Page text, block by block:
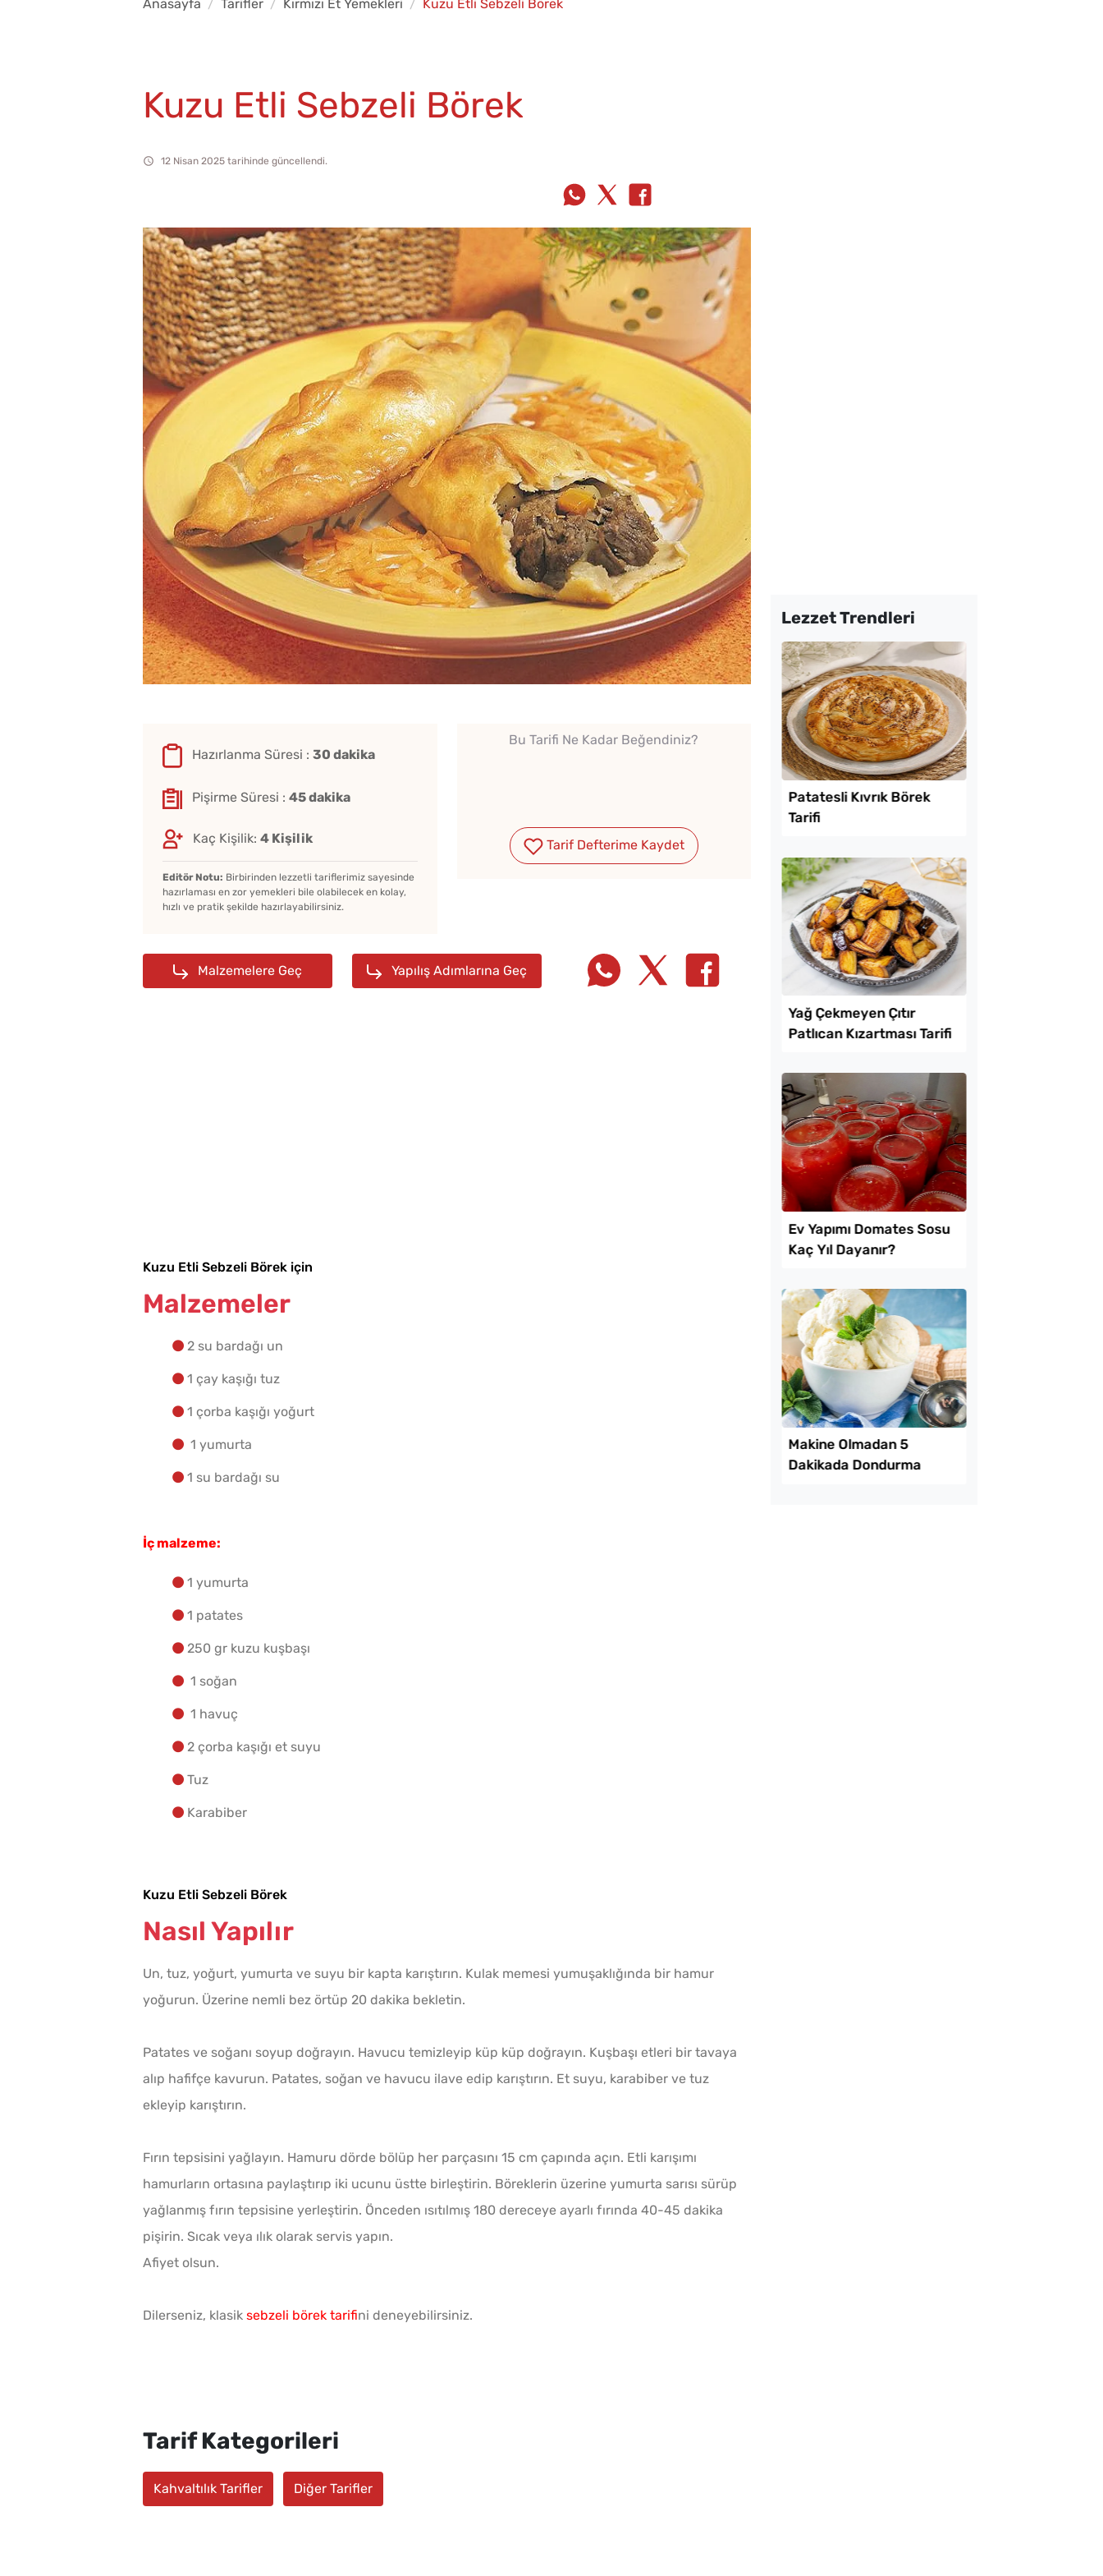
Anasayfa Tarifler Kırmızı Et Yemekleri Kuzu Etli Sebzeli Börek
Kuzu Etli Sebzeli Börek
12 Nisan 2025 tarihinde güncellendi.
Hazırlanma Süresi : 30 dakika
Pişirme Süresi : 45 dakika
Kaç Kişilik: 4 Kişilik
Editör Notu: Birbirinden lezzetli tariflerimiz sayesinde
hazırlaması en zor yemekleri bile olabilecek en kolay,
hızlı ve pratik şekilde hazırlayabilirsiniz.
Bu Tarifi Ne Kadar Beğendiniz?
Tarif Defterime Kaydet
Malzemelere Geç Yapılış Adımlarına Geç
Lezzet Trendleri
Kışlık Domates Sosunun
Dakika Kaynatılır?
Pofuduk Yumurtalı Ekmek
Kaygana Tarifi
Tarifi
Patlıcan Kızartması
Kuzu Etli Sebzeli Börek için
Malzemeler
2 su bardağı un
1 çay kaşığı tuz
1 çorba kaşığı yoğurt
1 yumurta
1 su bardağı su
İç malzeme:
1 yumurta
1 patates
250 gr kuzu kuşbaşı
1 soğan
1 havuç
2 çorba kaşığı et suyu
Tuz
Karabiber
Kuzu Etli Sebzeli Börek
Nasıl Yapılır
Un, tuz, yoğurt, yumurta ve suyu bir kapta karıştırın. Kulak memesi yumuşaklığında bir hamur
yoğurun. Üzerine nemli bez örtüp 20 dakika bekletin.
Patates ve soğanı soyup doğrayın. Havucu temizleyip küp küp doğrayın. Kuşbaşı etleri bir tavaya
alıp hafifçe kavurun. Patates, soğan ve havucu ilave edip karıştırın. Et suyu, karabiber ve tuz
ekleyip karıştırın.
Fırın tepsisini yağlayın. Hamuru dörde bölüp her parçasını 15 cm çapında açın. Etli karışımı
hamurların ortasına paylaştırıp iki ucunu üstte birleştirin. Böreklerin üzerine yumurta sarısı sürüp
yağlanmış fırın tepsisine yerleştirin. Önceden ısıtılmış 180 dereceye ayarlı fırında 40-45 dakika
pişirin. Sıcak veya ılık olarak servis yapın.
Afiyet olsun.
Dilerseniz, klasik sebzeli börek tarifini deneyebilirsiniz.
Tarif Kategorileri
Kahvaltılık Tarifler Diğer Tarifler